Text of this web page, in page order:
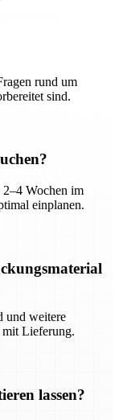
rund um
sind.
Wochen im
einplanen.
und weitere
mit Lieferung.
lassen?